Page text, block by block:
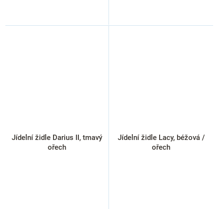
Jídelní židle Darius II, tmavý
ořech
Jídelní židle Lacy, béžová /
ořech